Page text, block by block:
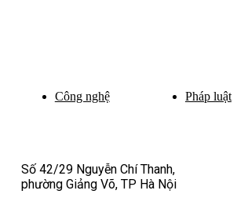
Công nghệ Pháp luật
Số 42/29 Nguyễn Chí Thanh,
phường Giảng Võ, TP Hà Nội